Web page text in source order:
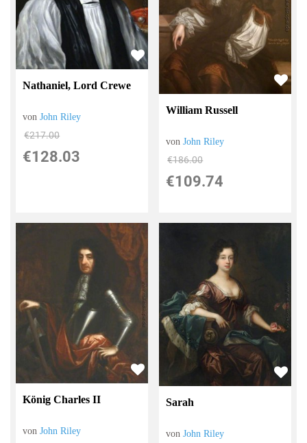
Nathaniel, Lord Crewe
vonJohn Riley
€217.00
€128.03
William Russell
vonJohn Riley
€186.00
€109.74
König Charles II
vonJohn Riley
Sarah
vonJohn Riley